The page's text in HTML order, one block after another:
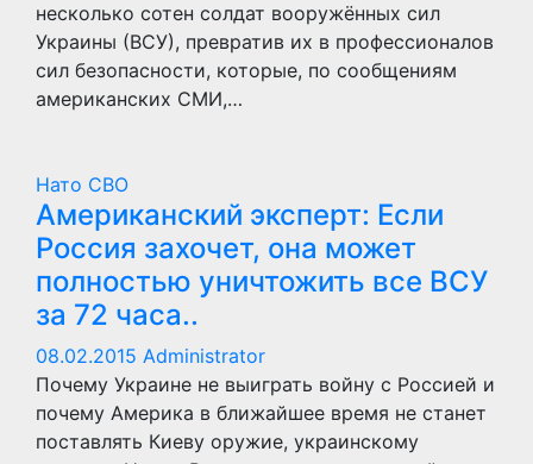
несколько сотен солдат вооружённых сил
Украины (ВСУ), превратив их в профессионалов
сил безопасности, которые, по сообщениям
американских СМИ,…
Нато СВО
Американский эксперт: Если
Россия захочет, она может
полностью уничтожить все ВСУ
за 72 часа..
08.02.2015 Administrator
Почему Украине не выиграть войну с Россией и
почему Америка в ближайшее время не станет
поставлять Киеву оружие, украинскому